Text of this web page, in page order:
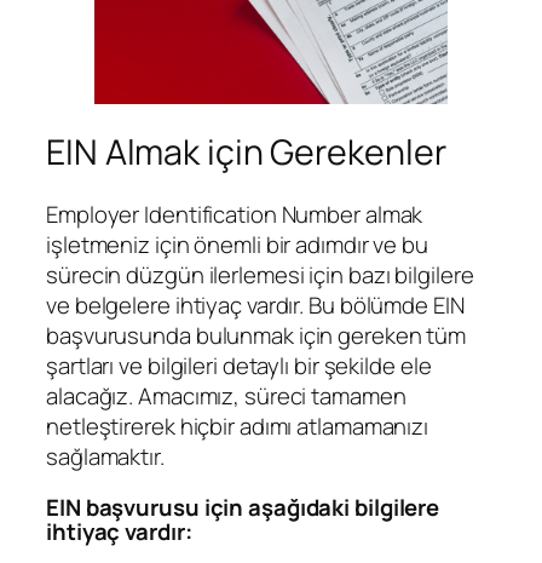
EIN Almak için Gerekenler
Employer Identification Number almak
işletmeniz için önemli bir adımdır ve bu
sürecin düzgün ilerlemesi için bazı bilgilere
ve belgelere ihtiyaç vardır. Bu bölümde EIN
başvurusunda bulunmak için gereken tüm
şartları ve bilgileri detaylı bir şekilde ele
alacağız. Amacımız, süreci tamamen
netleştirerek hiçbir adımı atlamamanızı
sağlamaktır.
EIN başvurusu için aşağıdaki bilgilere
ihtiyaç vardır: